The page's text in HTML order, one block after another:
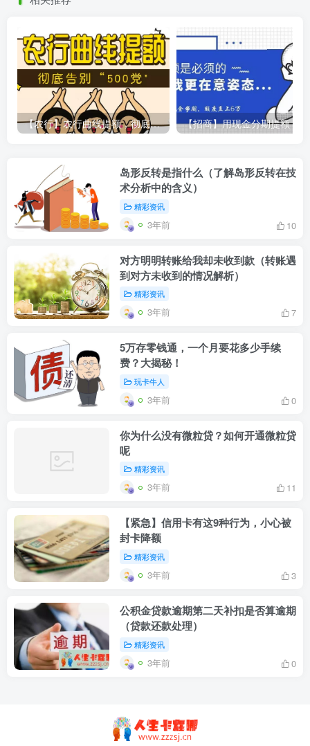
【农行】农行曲线提额，彻底告别“500党”
岛形反转是指什么（了解岛形反转在技
术分析中的含义）
精彩资讯
3年前 10
对方明明转账给我却未收到款（转账遇
到对方未收到的情况解析）
精彩资讯
3年前 7
5万存零钱通，一个月要花多少手续
费？大揭秘！
玩卡牛人
3年前 0
你为什么没有微粒贷？如何开通微粒贷
呢
精彩资讯
3年前 11
【紧急】信用卡有这9种行为，小心被
封卡降额
精彩资讯
3年前 3
公积金贷款逾期第二天补扣是否算逾期
（贷款还款处理）
精彩资讯
3年前 0